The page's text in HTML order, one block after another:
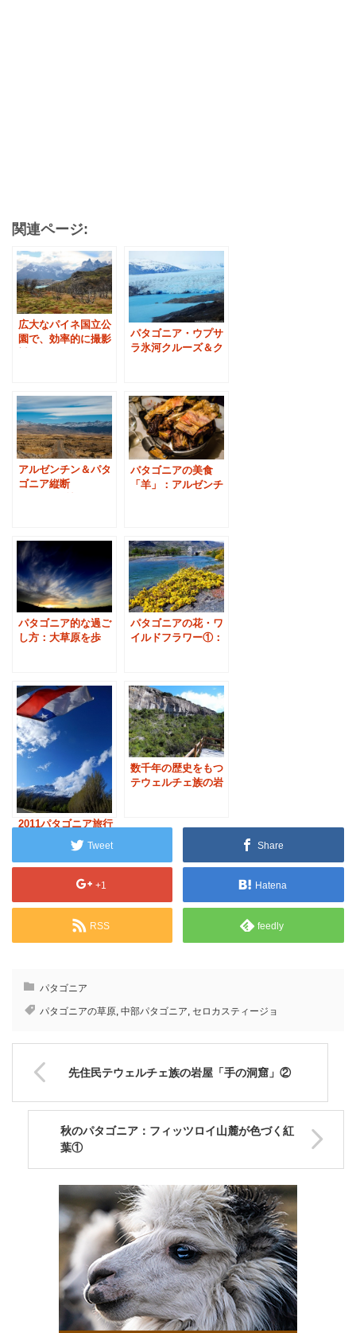
関連ページ:
広大なパイネ国立公
園で、効率的に撮影
パタゴニア・ウプサ
ラ氷河クルーズ＆ク
アルゼンチン＆パタ
ゴニア縦断
パタゴニアの美食
「羊」：アルゼンチ
パタゴニア的な過ご
し方：大草原を歩
パタゴニアの花・ワ
イルドフラワー①：
2011パタゴニア旅行
①中部パタゴニア
数千年の歴史をもつ
テウェルチェ族の岩
Tweet Share
+1 Hatena
RSS feedly
パタゴニア
パタゴニアの草原, 中部パタゴニア, セロカスティージョ
先住民テウェルチェ族の岩屋「手の洞窟」②
秋のパタゴニア：フィッツロイ山麓が色づく紅
葉①